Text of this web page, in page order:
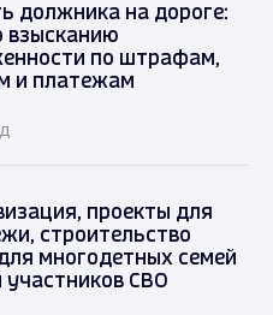
должника на дороге:
взысканию
по штрафам,
и платежам
проекты для
строительство
многодетных семей
участников СВО